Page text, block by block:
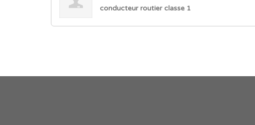
conducteur routier classe 1